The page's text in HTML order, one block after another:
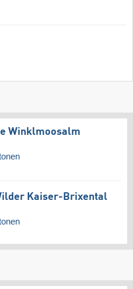
Winklmoosalm
Kaiser-Brixental